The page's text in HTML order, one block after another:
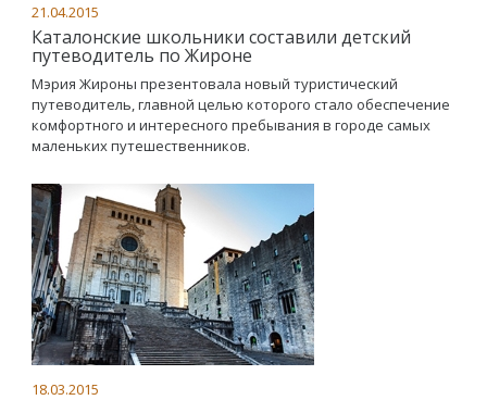
21.04.2015
Каталонские школьники составили детский
путеводитель по Жироне
Мэрия Жироны презентовала новый туристический
путеводитель, главной целью которого стало обеспечение
комфортного и интересного пребывания в городе самых
маленьких путешественников.
18.03.2015